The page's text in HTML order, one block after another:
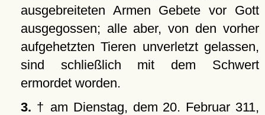
ausgebreiteten Armen Gebete vor Gott
ausgegossen; alle aber, von den vorher
aufgehetzten Tieren unverletzt gelassen,
sind schließlich mit dem Schwert
ermordet worden.
3. † am Dienstag, dem 20. Februar 311,